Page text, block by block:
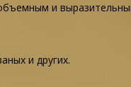
и
и других.